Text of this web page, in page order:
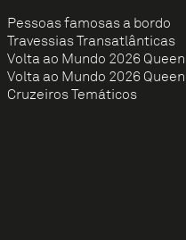
Pessoas famosas a bordo
Travessias Transatlânticas
Volta ao Mundo 2026
Volta ao Mundo 2026
Cruzeiros Temáticos